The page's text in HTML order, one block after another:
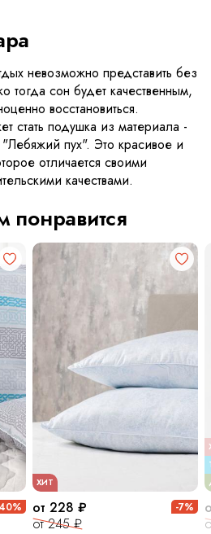
невозможно представить без
тогда сон будет качественным,
восстановиться.
стать подушка из материала -
пух". Это красивое и
отличается своими
качествами.
понравится
ХИТ
от 228 ₽
от 245 ₽
-7%